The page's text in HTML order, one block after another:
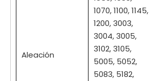
Aleación
1070, 1100, 1145,
1200, 3003,
3004, 3005,
3102, 3105,
5005, 5052,
5083, 5182,